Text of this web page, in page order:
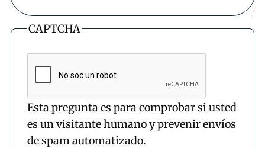
CAPTCHA
Esta pregunta es para comprobar si usted
es un visitante humano y prevenir envíos
de spam automatizado.